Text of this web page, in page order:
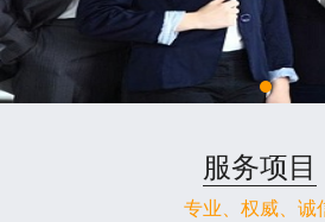
ISO45001
生产现场管理
六西格玛改进
关于我们
IATF16949管理体系认证
服务项目
专业、权威、诚